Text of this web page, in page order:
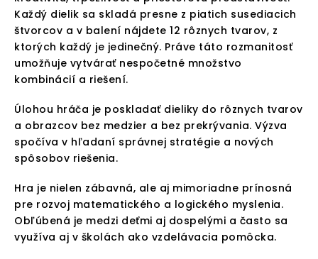
Každý dielik sa skladá presne z piatich susediacich
štvorcov a v balení nájdete 12 rôznych tvarov, z
ktorých každý je jedinečný. Práve táto rozmanitosť
umožňuje vytvárať nespočetné množstvo
kombinácií a riešení.
Úlohou hráča je poskladať dieliky do rôznych tvarov
a obrazcov bez medzier a bez prekrývania. Výzva
spočíva v hľadaní správnej stratégie a nových
spôsobov riešenia.
Hra je nielen zábavná, ale aj mimoriadne prínosná
pre rozvoj matematického a logického myslenia.
Obľúbená je medzi deťmi aj dospelými a často sa
využíva aj v školách ako vzdelávacia pomôcka.